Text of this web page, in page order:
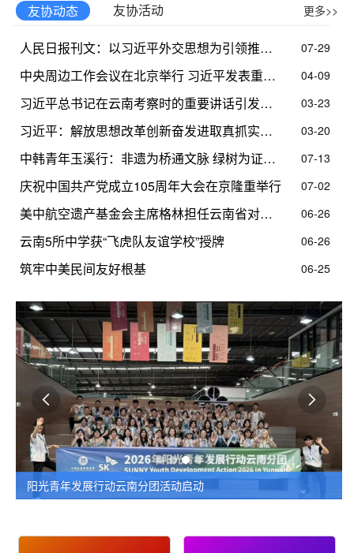
友协动态 友协活动 更多>>
人民日报刊文：以习近平外交思想为引领推进新时代民间外交理论与实践发展 07-29
中央周边工作会议在北京举行 习近平发表重要讲话 04-09
习近平总书记在云南考察时的重要讲话引发全省干部群众热烈反响 03-23
习近平：解放思想改革创新奋发进取真抓实干 在中国式现代化进程中开创云南发展新局面 03-20
中韩青年玉溪行：非遗为桥通文脉 绿树为证结友谊 07-13
庆祝中国共产党成立105周年大会在京隆重举行 07-02
美中航空遗产基金会主席格林担任云南省对外友协第一届理事会名誉理事 06-26
云南5所中学获“飞虎队友谊学校”授牌 06-26
筑牢中美民间友好根基 06-25
阳光青年发展行动云南分团活动启动
 